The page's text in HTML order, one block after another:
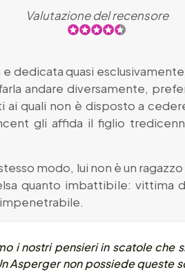
Valutazione del recensore
dedicata quasi
andare diversamente,
quali non è disposto a
gli affida il figlio
modo, lui non è un
quanto imbattibile: vittima
i nostri pensieri in scatole che
Asperger non possiede queste